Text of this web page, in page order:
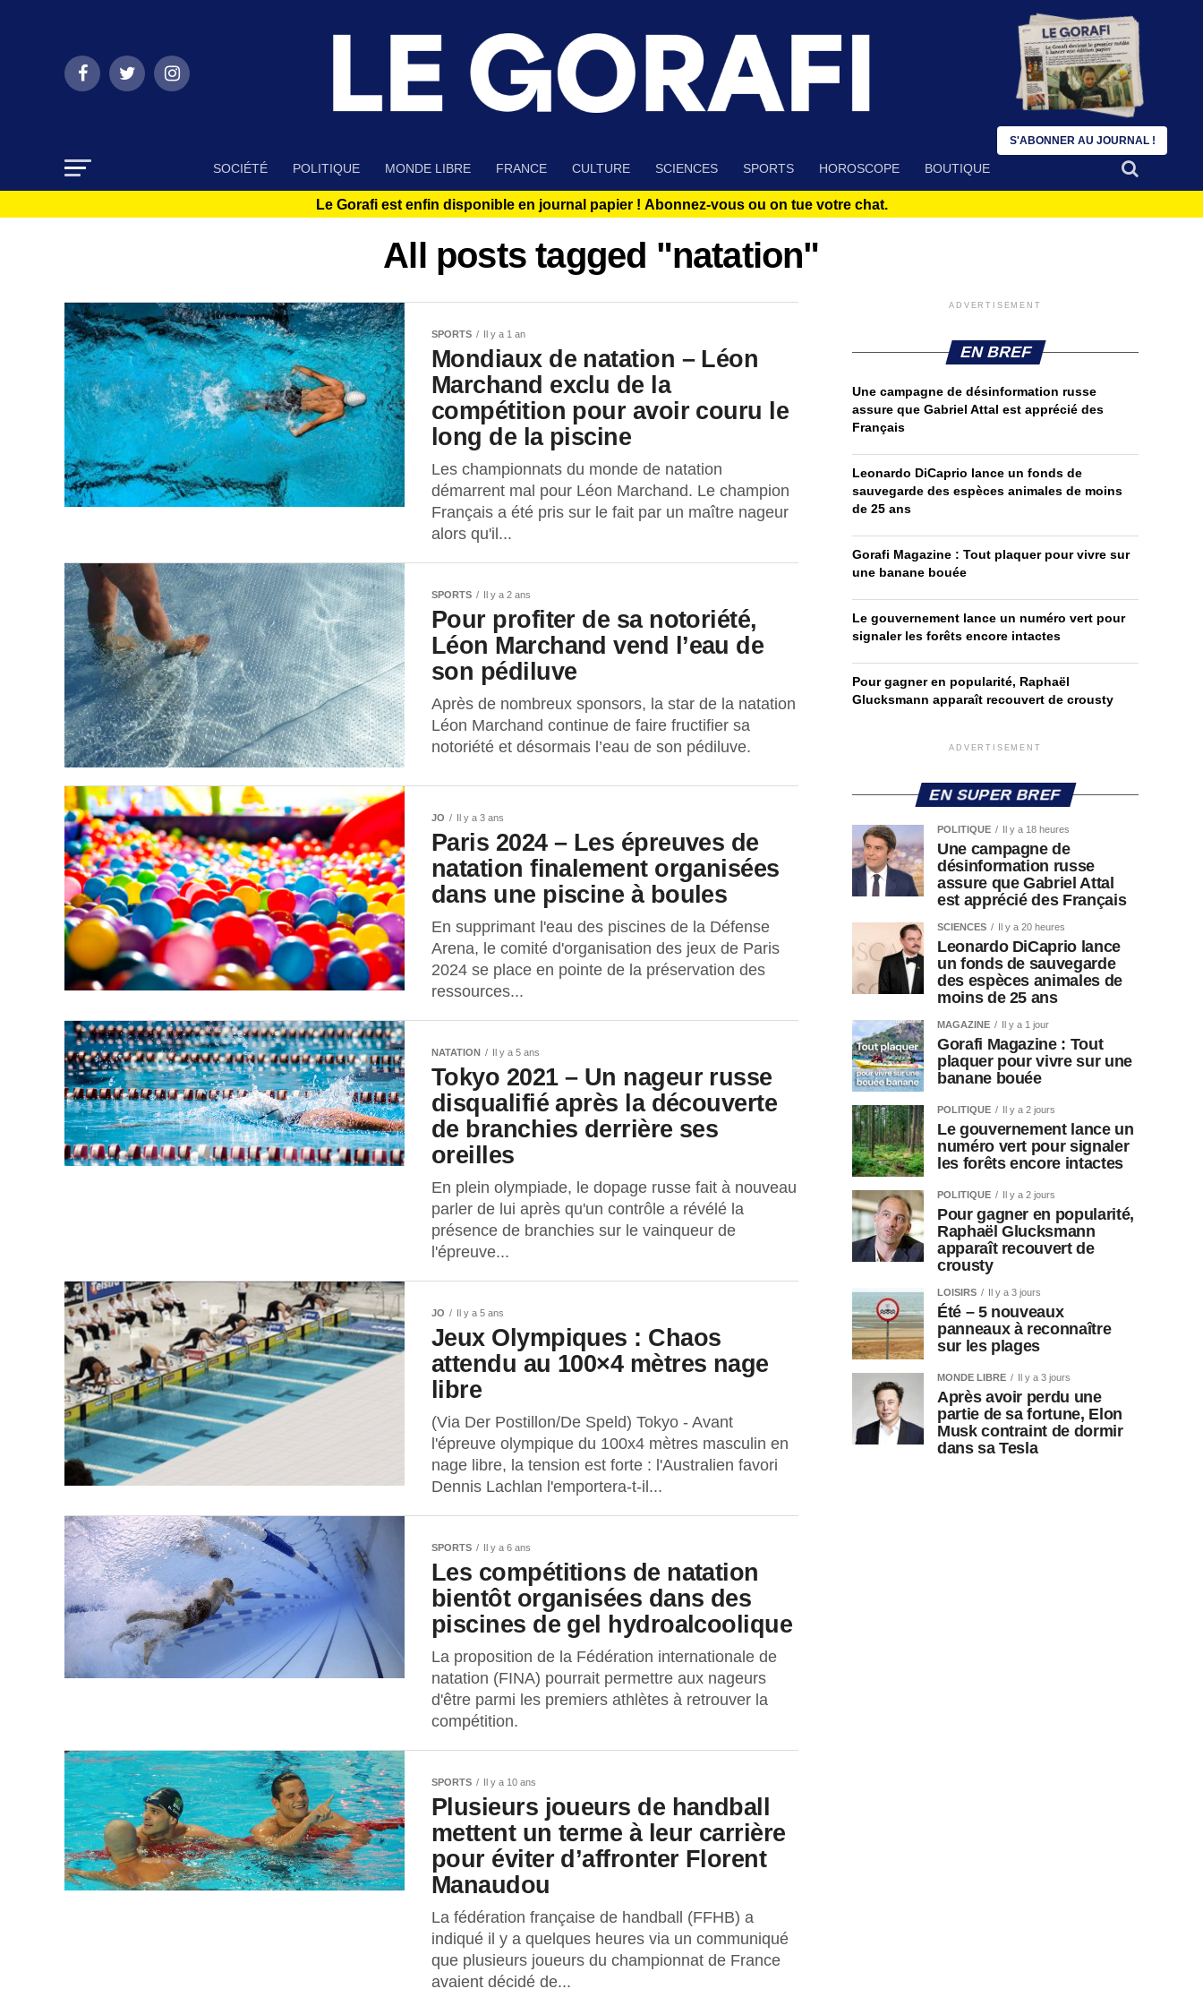
SOCIÉTÉ POLITIQUE MONDE LIBRE FRANCE CULTURE SCIENCES SPORTS HOROSCOPE BOUTIQUE
Le Gorafi est enfin disponible en journal papier ! Abonnez-vous ou on tue votre chat.
All posts tagged "natation"
SPORTS Il y a 1 an
Mondiaux de natation – Léon
Marchand exclu de la
compétition pour avoir couru le
long de la piscine
Les championnats du monde de natation
démarrent mal pour Léon Marchand. Le champion
Français a été pris sur le fait par un maître nageur
alors qu'il...
SPORTS Il y a 2 ans
Pour profiter de sa notoriété,
Léon Marchand vend l’eau de
son pédiluve
Après de nombreux sponsors, la star de la natation
Léon Marchand continue de faire fructifier sa
notoriété et désormais l’eau de son pédiluve.
JO Il y a 3 ans
Paris 2024 – Les épreuves de
natation finalement organisées
dans une piscine à boules
En supprimant l'eau des piscines de la Défense
Arena, le comité d'organisation des jeux de Paris
2024 se place en pointe de la préservation des
ressources...
NATATION Il y a 5 ans
Tokyo 2021 – Un nageur russe
disqualifié après la découverte
de branchies derrière ses
oreilles
En plein olympiade, le dopage russe fait à nouveau
parler de lui après qu'un contrôle a révélé la
présence de branchies sur le vainqueur de
l'épreuve...
JO Il y a 5 ans
Jeux Olympiques : Chaos
attendu au 100×4 mètres nage
libre
(Via Der Postillon/De Speld) Tokyo - Avant
l'épreuve olympique du 100x4 mètres masculin en
nage libre, la tension est forte : l'Australien favori
Dennis Lachlan l'emportera-t-il...
SPORTS Il y a 6 ans
Les compétitions de natation
bientôt organisées dans des
piscines de gel hydroalcoolique
La proposition de la Fédération internationale de
natation (FINA) pourrait permettre aux nageurs
d'être parmi les premiers athlètes à retrouver la
compétition.
SPORTS Il y a 10 ans
Plusieurs joueurs de handball
mettent un terme à leur carrière
pour éviter d’affronter Florent
Manaudou
La fédération française de handball (FFHB) a
indiqué il y a quelques heures via un communiqué
que plusieurs joueurs du championnat de France
avaient décidé de...
ADVERTISEMENT
EN BREF
Une campagne de désinformation russe
assure que Gabriel Attal est apprécié des
Français
Leonardo DiCaprio lance un fonds de
sauvegarde des espèces animales de moins
de 25 ans
Gorafi Magazine : Tout plaquer pour vivre sur
une banane bouée
Le gouvernement lance un numéro vert pour
signaler les forêts encore intactes
Pour gagner en popularité, Raphaël
Glucksmann apparaît recouvert de crousty
ADVERTISEMENT
EN SUPER BREF
POLITIQUE Il y a 18 heures
Une campagne de
désinformation russe
assure que Gabriel Attal
est apprécié des Français
SCIENCES Il y a 20 heures
Leonardo DiCaprio lance
un fonds de sauvegarde
des espèces animales de
moins de 25 ans
MAGAZINE Il y a 1 jour
Gorafi Magazine : Tout
plaquer pour vivre sur une
banane bouée
POLITIQUE Il y a 2 jours
Le gouvernement lance un
numéro vert pour signaler
les forêts encore intactes
POLITIQUE Il y a 2 jours
Pour gagner en popularité,
Raphaël Glucksmann
apparaît recouvert de
crousty
LOISIRS Il y a 3 jours
Été – 5 nouveaux
panneaux à reconnaître
sur les plages
MONDE LIBRE Il y a 3 jours
Après avoir perdu une
partie de sa fortune, Elon
Musk contraint de dormir
dans sa Tesla
S'ABONNER AU JOURNAL !